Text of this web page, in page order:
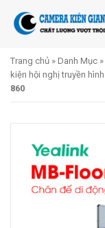
Trang chủ » Danh Mục »
kiện hội nghị truyền hình
860